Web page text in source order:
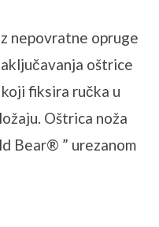
nepovratne opruge
oštrice
fiksira ručka u
Oštrica noža
Bear® ” urezanom